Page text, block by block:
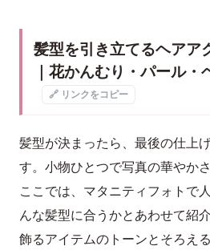
髪型を引き立てるヘアア
｜花かんむり・パール・
🔗 リンクをコピー
髪型が決まったら、最後の仕上
す。小物ひとつで写真の華やか
ここでは、マタニティフォトで
んな髪型に合うかとあわせて紹
飾るアイテムのトーンとそろえ